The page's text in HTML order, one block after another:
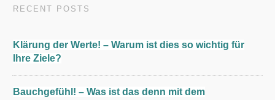
RECENT POSTS
Klärung der Werte! – Warum ist dies so wichtig für
Ihre Ziele?
Bauchgefühl! – Was ist das denn mit dem